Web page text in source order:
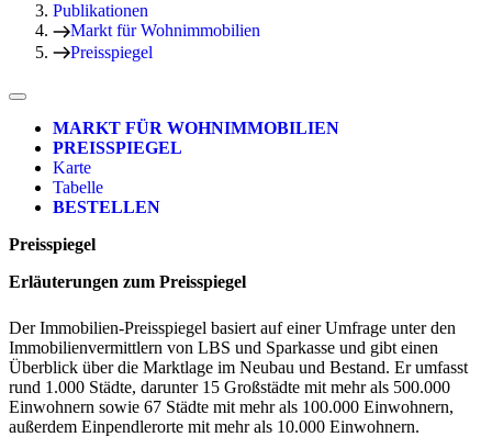
Publikationen
Markt für Wohnimmobilien
Preisspiegel
MARKT FÜR WOHNIMMOBILIEN
PREISSPIEGEL
Karte
Tabelle
BESTELLEN
Preisspiegel
Erläuterungen zum Preisspiegel
Der Immobilien-Preisspiegel basiert auf einer Umfrage unter den
Immobilienvermittlern von LBS und Sparkasse und gibt einen
Überblick über die Marktlage im Neubau und Bestand. Er umfasst
rund 1.000 Städte, darunter 15 Großstädte mit mehr als 500.000
Einwohnern sowie 67 Städte mit mehr als 100.000 Einwohnern,
außerdem Einpendlerorte mit mehr als 10.000 Ein­wohnern.